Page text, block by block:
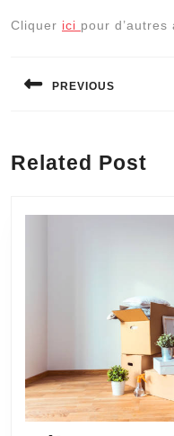
Cliquer ici pour d’autres
de
PREVIOUS
post:
Related Post